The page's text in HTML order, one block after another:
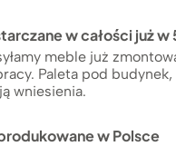
w całości już w
meble już
Paleta pod budynek,
wniesienia.
w Polsce